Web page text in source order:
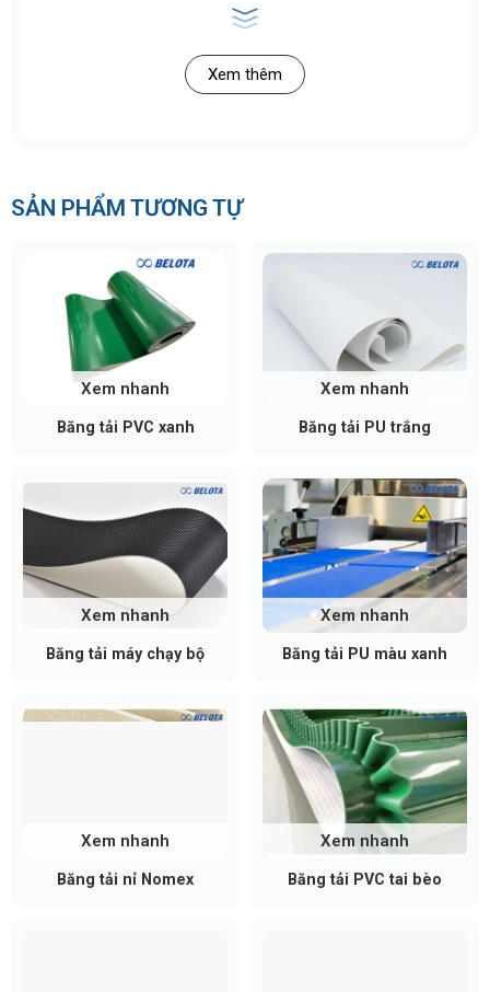
Khung băng tải: Thường làm từ thép sơn tĩnh
cứng vững và chịu tải tốt.
Trục con lăn & bạc đạn: Giúp con lăn quay trơn,
giảm ma sát và tăng tuổi thọ hệ thống.
bánh xe để di chuyển linh hoạt.
Cơ cấu điều chỉnh độ cao/độ dốc (nếu có): Cho
phép thiết lập góc nghiêng phù hợp để hàng hóa
tự di chuyển.
Nguyên lý hoạt động
Các con lăn được sắp xếp với độ nghiêng nhất định
mặt, lực hấp dẫn sẽ khiến chúng dịch chuyển trượt
xuống theo độ nghiêng nhờ lực hút của trọng lực.
Đây cũng là nguyên lý vận hành cơ bản của hệ thống
băng tải con lăntrong thực tế.
Nếu băng tải đặt ngang, sản phẩm có thể được đẩy
bằng tay để di chuyển. Với tải trọng lớn, hệ thống có
thể tích hợp cơ chế hãm tốc độ để đảm bảo an
Xem thêm
SẢN PHẨM TƯƠNG TỰ
Băng tải PVC xanh
Xem nhanh
Băng tải PU trắng
Xem nhanh
Băng tải máy chạy bộ
Xem nhanh
Băng tải PU màu xanh
Xem nhanh
Băng tải nỉ Nomex
Xem nhanh
Băng tải PVC tai bèo
Xem nhanh